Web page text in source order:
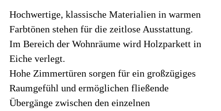
Hochwertige, klassische Materialien in warmen
Farbtönen stehen für die zeitlose Ausstattung.
Im Bereich der Wohnräume wird Holzparkett in
Eiche verlegt.
Hohe Zimmertüren sorgen für ein großzügiges
Raumgefühl und ermöglichen fließende
Übergänge zwischen den einzelnen